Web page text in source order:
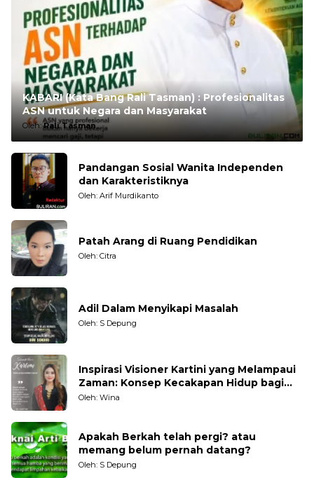
KABARI (Kata Bang Rali Tasman) : Profesionalitas
ASN untuk Negara dan Masyarakat
Oleh:Rali Tasman
Pandangan Sosial Wanita Independen
dan Karakteristiknya
Oleh: Arif Murdikanto
Patah Arang di Ruang Pendidikan
Oleh: Citra
Adil Dalam Menyikapi Masalah
Oleh: S Depung
Inspirasi Visioner Kartini yang Melampaui
Zaman: Konsep Kecakapan Hidup bagi
Generasi Muda
Oleh: Wina
Apakah Berkah telah pergi? atau
memang belum pernah datang?
Oleh: S Depung